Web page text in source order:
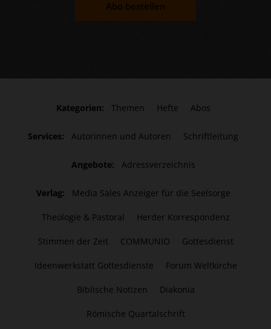
Abo bestellen
Kategorien: Themen Hefte Abos
Services: Autorinnen und Autoren Schriftleitung
Angebote: Adressverzeichnis
Verlag: Media Sales Anzeiger für die Seelsorge
Theologie & Pastoral Herder Korrespondenz
Stimmen der Zeit COMMUNIO Gottesdienst
Ideenwerkstatt Gottesdienste Forum Weltkirche
Biblische Notizen Diakonia
Römische Quartalschrift